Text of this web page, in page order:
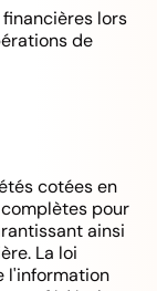
lors
de
cotées en
pour
ainsi
La loi
l'information